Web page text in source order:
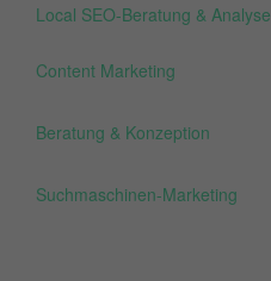
Local SEO-Beratung & Analyse
Content Marketing
Beratung & Konzeption
Suchmaschinen-Marketing